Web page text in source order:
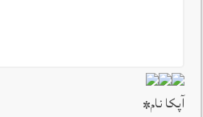
آپکا نام*